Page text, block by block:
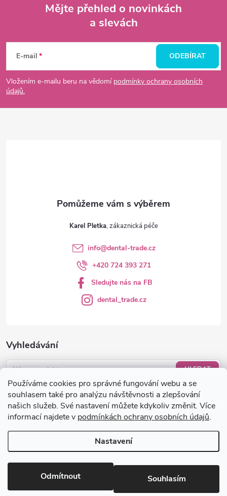
Používáme cookies pro správné fungování webu a se
souhlasem také pro analýzu návštěvnosti a zlepšování
našich služeb. Své nastavení můžete kdykoliv změnit. Více
informací najdete v podmínkách ochrany osobních údajů.
Nastavení
Odmítnout Souhlasím
a
í
p
p
a
Mějte přehled o novinkách
a slevách
E-mail
Vložením e-mailu beru na vědomí podmínky ochrany osobních
údajů.
ODEBÍRAT
Vyhledávání
HLEDAT
Nákupní košík
0KS /0 KČ
Karel Pletka
info@dental-trade.cz
+420 724 393 271
Sledujte nás na FB
dental_trade.cz
Copyright 2026dental-trade.cz. Všechna práva vyhrazena.Upravit
nastavení cookies